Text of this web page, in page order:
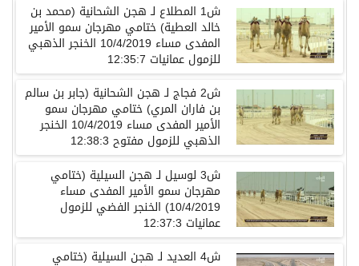
ش1 المطلاع لـ هجن الشحانية (محمد بن
خالد العطية) ختامي مهرجان سمو الأمير
المفدى مساء 10/4/2019 الخنجر الذهبي
للزمول عمانيات 12:35:7
ش2 فجاج لـ هجن الشحانية (جابر بن سالم
بن فاران المري) ختامي مهرجان سمو
الأمير المفدى مساء 10/4/2019 الخنجر
الذهبي للزمول مفتوح 12:38:3
ش3 لوسيل لـ هجن السيلية (ختامي
مهرجان سمو الأمير المفدى مساء
10/4/2019) الخنجر الفضي للزمول
عمانيات 12:37:3
ش4 العديد لـ هجن السيلية (ختامي